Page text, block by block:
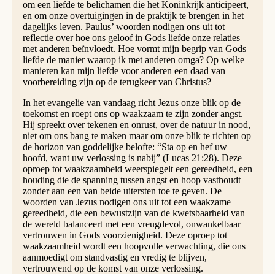
om een liefde te belichamen die het Koninkrijk anticipeert,
en om onze overtuigingen in de praktijk te brengen in het
dagelijks leven. Paulus’ woorden nodigen ons uit tot
reflectie over hoe ons geloof in Gods liefde onze relaties
met anderen beïnvloedt. Hoe vormt mijn begrip van Gods
liefde de manier waarop ik met anderen omga? Op welke
manieren kan mijn liefde voor anderen een daad van
voorbereiding zijn op de terugkeer van Christus?
In het evangelie van vandaag richt Jezus onze blik op de
toekomst en roept ons op waakzaam te zijn zonder angst.
Hij spreekt over tekenen en onrust, over de natuur in nood,
niet om ons bang te maken maar om onze blik te richten op
de horizon van goddelijke belofte: “Sta op en hef uw
hoofd, want uw verlossing is nabij” (Lucas 21:28). Deze
oproep tot waakzaamheid weerspiegelt een gereedheid, een
houding die de spanning tussen angst en hoop vasthoudt
zonder aan een van beide uitersten toe te geven. De
woorden van Jezus nodigen ons uit tot een waakzame
gereedheid, die een bewustzijn van de kwetsbaarheid van
de wereld balanceert met een vreugdevol, onwankelbaar
vertrouwen in Gods voorzienigheid. Deze oproep tot
waakzaamheid wordt een hoopvolle verwachting, die ons
aanmoedigt om standvastig en vredig te blijven,
vertrouwend op de komst van onze verlossing.